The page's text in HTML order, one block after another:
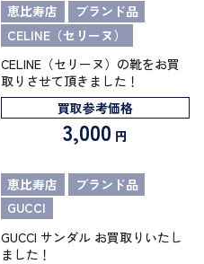
恵比寿店
ブランド品
CELINE（セリーヌ）
CELINE（セリーヌ）の靴をお買
取りさせて頂きました！
買取参考価格
3,000 円
恵比寿店
ブランド品
GUCCI
GUCCI サンダル お買取りいたし
ました！